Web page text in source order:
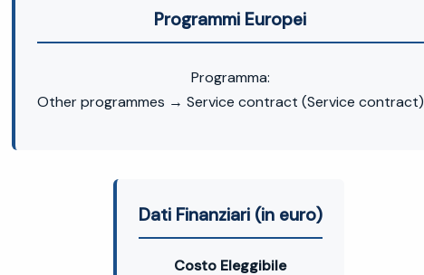
Programmi Europei
Programma:
Other programmes → Service contract (Service contract)
Dati Finanziari (in euro)
Costo Eleggibile